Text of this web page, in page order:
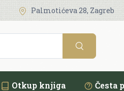
Palmotićeva 28, Zagreb
Otkup knjiga Česta